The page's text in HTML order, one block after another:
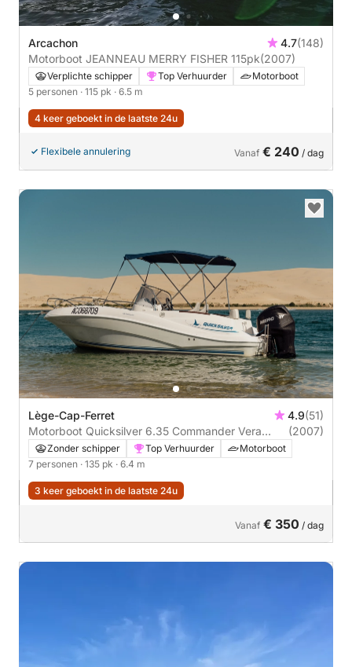
Arcachon 4.7(148)
Motorboot JEANNEAU MERRY FISHER 115pk(2007)
Verplichte schipper Top Verhuurder
Motorboot
5 personen · 115 pk · 6.5 m
4 keer geboekt in de laatste 24u
Flexibele annulering Vanaf € 240 / dag
Lège-Cap-Ferret 4.9(51)
Motorboot Quicksilver 6.35 Commander Vera
135pk
(2007)
Zonder schipper Top Verhuurder
Motorboot
7 personen · 135 pk · 6.4 m
3 keer geboekt in de laatste 24u
Vanaf € 350 / dag